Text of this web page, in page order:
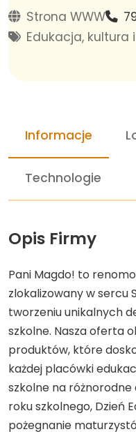
Strona WWW
Edukacja, kultura
Informacje
Technologie
Opis Firmy
Pani Magdo! to
zlokalizowany w sercu
tworzeniu unikalnych
szkolne. Nasza oferta
produktów, które
każdej placówki
szkolne na
roku szkolnego, Dzień
pożegnanie